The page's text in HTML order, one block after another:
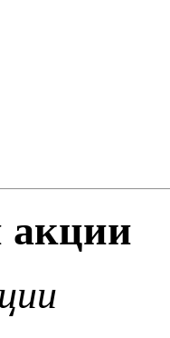
акции